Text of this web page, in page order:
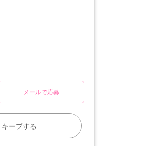
メールで応募
キープする